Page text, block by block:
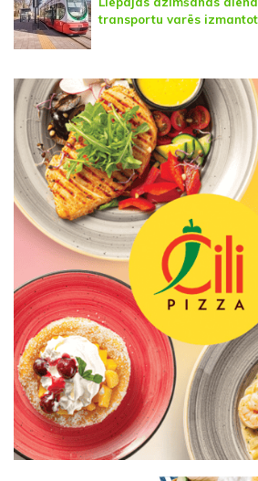
transportu varēs